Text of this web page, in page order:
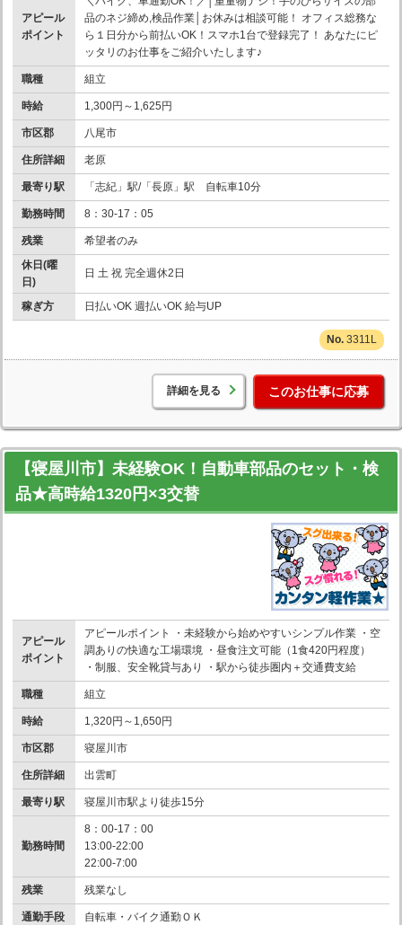
アピール
ポイント
品のネジ締め,検品作業│お休みは相談可能！ オフィス総務な
ら１日分から前払いOK！スマホ1台で登録完了！ あなたにピ
ッタリのお仕事をご紹介いたします♪
職種 組立
時給 1,300円～1,625円
市区郡 八尾市
住所詳細 老原
最寄り駅 「志紀」駅/「長原」駅 自転車10分
勤務時間 8：30-17：05
残業
希望者のみ
休日(曜
日)
日 土 祝 完全週休2日
稼ぎ方 日払いOK 週払いOK 給与UP
3311L
詳細を見る このお仕事に応募
【寝屋川市】未経験OK！自動車部品のセット・検
品★高時給1320円×3交替
アピール
ポイント
アピールポイント ・未経験から始めやすいシンプル作業 ・空
調ありの快適な工場環境 ・昼食注文可能（1食420円程度）
・制服、安全靴貸与あり ・駅から徒歩圏内＋交通費支給
職種 組立
時給 1,320円～1,650円
市区郡 寝屋川市
住所詳細 出雲町
最寄り駅 寝屋川市駅より徒歩15分
勤務時間
8：00-17：00
13:00-22:00
22:00-7:00
残業 残業なし
通勤手段
自転車・バイク通勤ＯＫ